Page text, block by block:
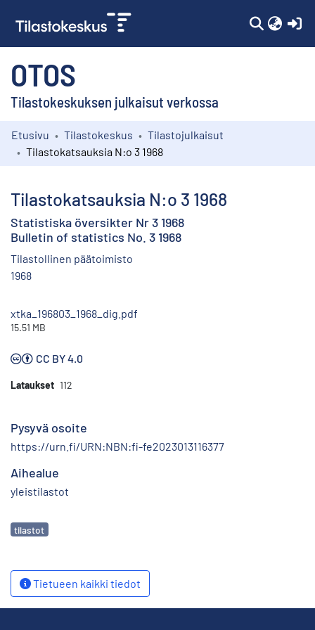
OTOS
Tilastokeskuksen julkaisut verkossa
Kokoelmat
Etusivu Tilastokeskus
Tilastojulkaisut
Tilastokatsauksia N:o 3 1968
Tilastokatsauksia N:o 3 1968
Statistiska översikter Nr 3 1968
Bulletin of statistics No. 3 1968
Tilastollinen päätoimisto
1968
xtka_196803_1968_dig.pdf
15.51 MB
CC BY 4.0
Lataukset 112
Pysyvä osoite
https://urn.fi/URN:NBN:fi-fe2023013116377
Aihealue
yleistilastot
Avainsanat
tilastot
Tietueen kaikki tiedot